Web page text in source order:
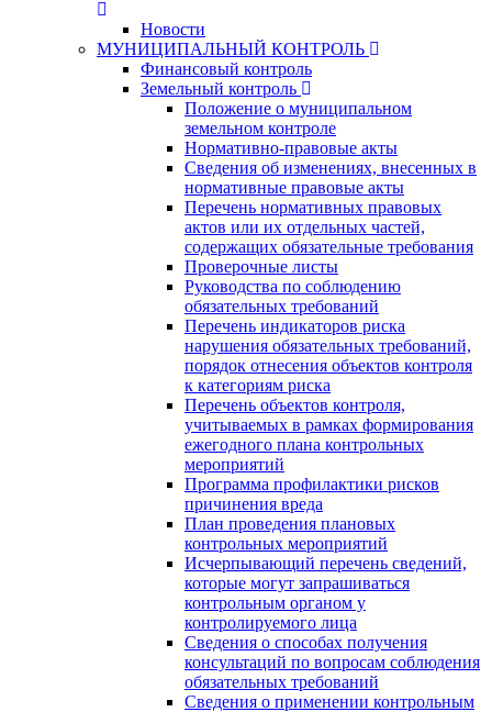
Новости
МУНИЦИПАЛЬНЫЙ КОНТРОЛЬ
Финансовый контроль
Земельный контроль
Положение о муниципальном
земельном контроле
Нормативно-правовые акты
Сведения об изменениях, внесенных в
нормативные правовые акты
Перечень нормативных правовых
актов или их отдельных частей,
содержащих обязательные требования
Проверочные листы
Руководства по соблюдению
обязательных требований
Перечень индикаторов риска
нарушения обязательных требований,
порядок отнесения объектов контроля
к категориям риска
Перечень объектов контроля,
учитываемых в рамках формирования
ежегодного плана контрольных
мероприятий
Программа профилактики рисков
причинения вреда
План проведения плановых
контрольных мероприятий
Исчерпывающий перечень сведений,
которые могут запрашиваться
контрольным органом у
контролируемого лица
Сведения о способах получения
консультаций по вопросам соблюдения
обязательных требований
Сведения о применении контрольным